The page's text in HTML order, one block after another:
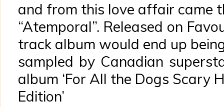
and from this love affair came
“Atemporal”. Released on
track album would end up
sampled by Canadian
album ‘For All the Dogs Scary
Edition’